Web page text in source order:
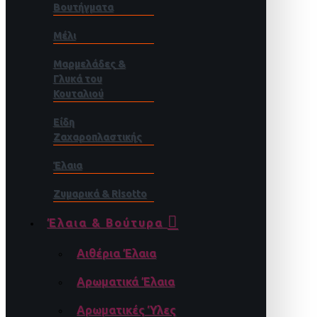
Βουτήγματα
Μέλι
Μαρμελάδες &
Γλυκά του
Κουταλιού
Είδη
Ζαχαροπλαστικής
Έλαια
Ζυμαρικά & Risotto
Έλαια & Βούτυρα
Αιθέρια Έλαια
Αρωματικά Έλαια
Αρωματικές Ύλες